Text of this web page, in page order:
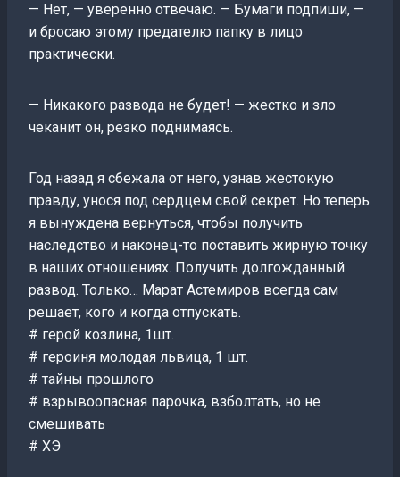
— Нет, — уверенно отвечаю. — Бумаги подпиши, —
и бросаю этому предателю папку в лицо
практически.
— Никакого развода не будет! — жестко и зло
чеканит он, резко поднимаясь.
Год назад я сбежала от него, узнав жестокую
правду, унося под сердцем свой секрет. Но теперь
я вынуждена вернуться, чтобы получить
наследство и наконец-то поставить жирную точку
в наших отношениях. Получить долгожданный
развод. Только… Марат Астемиров всегда сам
решает, кого и когда отпускать.
# герой козлина, 1шт.
# героиня молодая львица, 1 шт.
# тайны прошлого
# взрывоопасная парочка, взболтать, но не
смешивать
# ХЭ